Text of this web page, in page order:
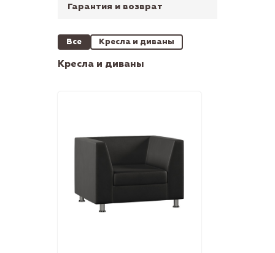
Гарантия и возврат
Все Кресла и диваны
Кресла и диваны